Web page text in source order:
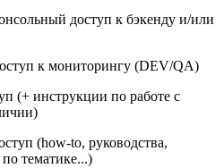
доступ к бэкенду и/или
к мониторингу (DEV/QA)
(+ инструкции по работе с
(how-to, руководства,
тематике...)